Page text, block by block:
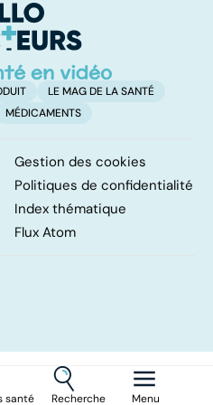
santé Recherche Menu
traitements
LE MAG DE LA SANTÉ
MÉDICAMENTS
Gestion des cookies
Politiques de confidentialité
Index thématique
Flux Atom